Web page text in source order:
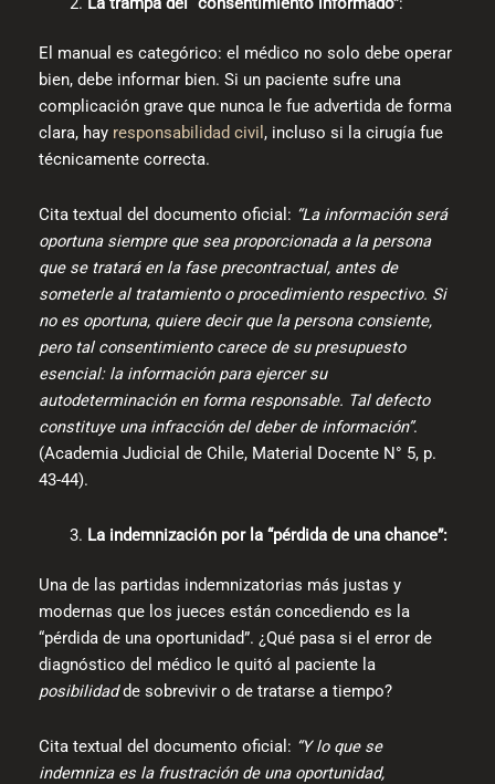
El manual es categórico: el médico no solo debe operar
bien, debe informar bien. Si un paciente sufre una
complicación grave que nunca le fue advertida de forma
clara, hay responsabilidad civil , incluso si la cirugía fue
técnicamente correcta.
Cita textual del documento oficial: “La información será
oportuna siempre que sea proporcionada a la persona
que se tratará en la fase precontractual, antes de
someterle al tratamiento o procedimiento respectivo. Si
no es oportuna, quiere decir que la persona consiente,
pero tal consentimiento carece de su presupuesto
esencial: la información para ejercer su
autodeterminación en forma responsable. Tal defecto
constituye una infracción del deber de información”.
(Academia Judicial de Chile, Material Docente N° 5, p.
43-44).
La indemnización por la “pérdida de una chance”:
Una de las partidas indemnizatorias más justas y
modernas que los jueces están concediendo es la
“pérdida de una oportunidad”. ¿Qué pasa si el error de
diagnóstico del médico le quitó al paciente la
posibilidadde sobrevivir o de tratarse a tiempo?
Cita textual del documento oficial: “Y lo que se
indemniza es la frustración de una oportunidad,